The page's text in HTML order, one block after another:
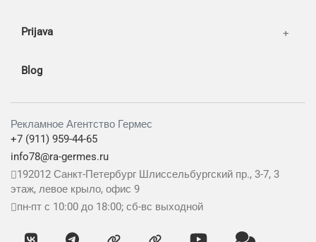
Prijava
Blog
Рекламное Агентство Гермес
+7 (911) 959-44-65
info78@ra-germes.ru
192012 Санкт-Петербург Шлиссельбургский пр., 3-7, 3
этаж, левое крыло, офис 9
пн-пт с 10:00 до 18:00; сб-вс выходной